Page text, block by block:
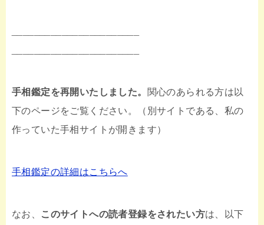
手相鑑定を再開いたしました。 関心のあられる方は以
下のページをご覧ください。（別サイトである、私の
作っていた手相サイトが開きます）
手相鑑定の詳細はこちらへ
なお、 このサイトへの読者登録をされたい方は、以下